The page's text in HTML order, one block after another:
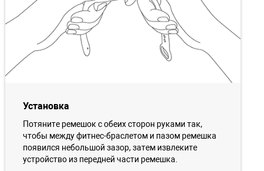
Установка
Потяните ремешок с обеих сторон руками так,
чтобы между фитнес-браслетом и пазом ремешка
появился небольшой зазор, затем извлеките
устройство из передней части ремешка.